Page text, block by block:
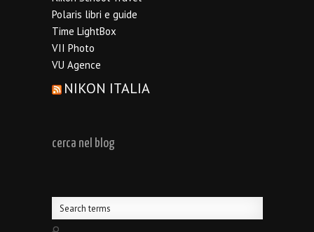
Polaris libri e guide
Time LightBox
VII Photo
VU Agence
NIKON ITALIA
cerca nel blog